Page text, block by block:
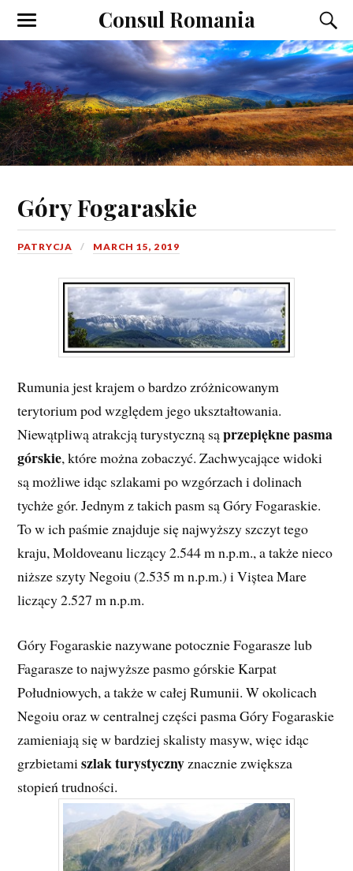
Consul Romania
Góry Fogaraskie
PATRYCJA MARCH 15, 2019
Rumunia jest krajem o bardzo zróżnicowanym
terytorium pod względem jego ukształtowania.
Niewątpliwą atrakcją turystyczną sąprzepiękne pasma
górskie, które można zobaczyć. Zachwycające widoki
są możliwe idąc szlakami po wzgórzach i dolinach
tychże gór. Jednym z takich pasm są Góry Fogaraskie.
To w ich paśmie znajduje się najwyższy szczyt tego
kraju, Moldoveanu liczący 2.544 m n.p.m., a także nieco
niższe szyty Negoiu (2.535 m n.p.m.) i Viștea Mare
liczący 2.527 m n.p.m.
Góry Fogaraskie nazywane potocznie Fogarasze lub
Fagarasze to najwyższe pasmo górskie Karpat
Południowych, a także w całej Rumunii. W okolicach
Negoiu oraz w centralnej części pasma Góry Fogaraskie
zamieniają się w bardziej skalisty masyw, więc idąc
grzbietamiszlak turystyczny znacznie zwiększa
stopień trudności.